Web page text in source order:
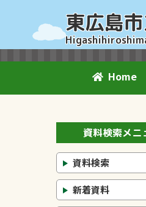
東広島
Home
資料検索メニ
資料検索
新着資料